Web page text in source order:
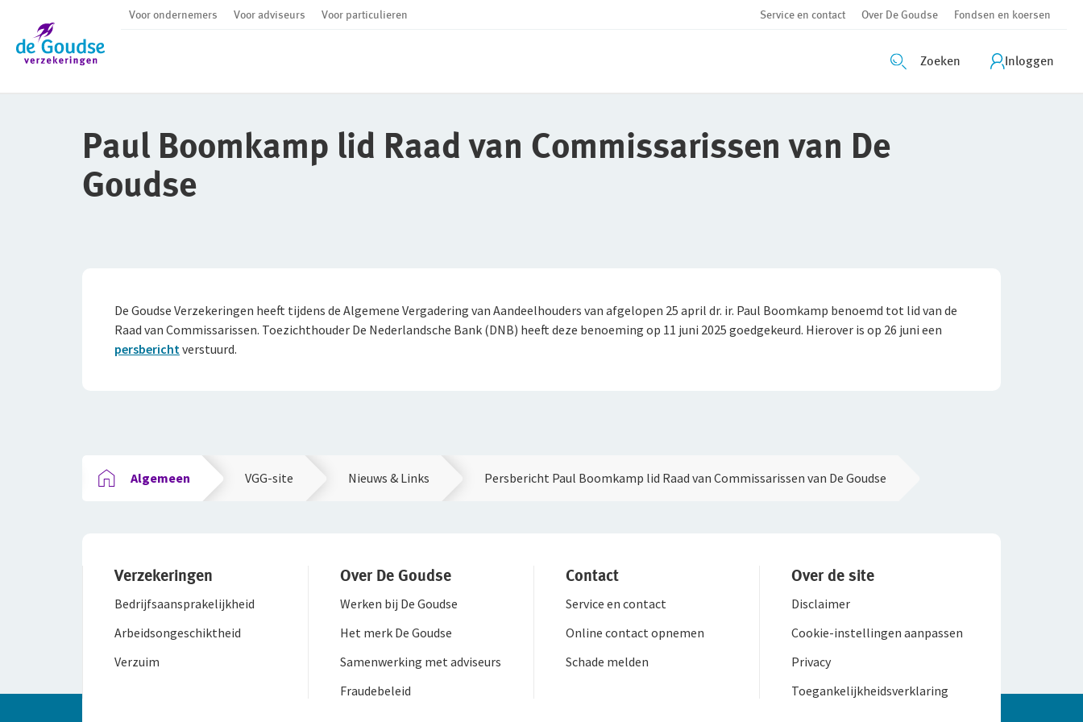
Ga direct naar de inhoud
Voor ondernemers Voor adviseurs Voor particulieren Service en contact Over De Goudse Fondsen en koersen
Zoeken Inloggen
Paul Boomkamp lid Raad van Commissarissen van De
Goudse
De Goudse Verzekeringen heeft tijdens de Algemene Vergadering van Aandeelhouders van afgelopen 25 april dr. ir. Paul Boomkamp benoemd tot lid van de
Raad van Commissarissen. Toezichthouder De Nederlandsche Bank (DNB) heeft deze benoeming op 11 juni 2025 goedgekeurd. Hierover is op 26 juni een
persberichtverstuurd.
Algemeen VGG-site Nieuws & Links Persbericht Paul Boomkamp lid Raad van Commissarissen van De Goudse
Verzekeringen
Bedrijfsaanspra­kelijkheid
Arbeidsongeschiktheid
Verzuim
Over De Goudse
Werken bij De Goudse
Het merk De Goudse
Samenwerking met adviseurs
Fraudebeleid
Contact
Service en contact
Online contact opnemen
Schade melden
Over de site
Disclaimer
Cookie-instellingen aanpassen
Privacy
Toegankelijk­heids­verklaring